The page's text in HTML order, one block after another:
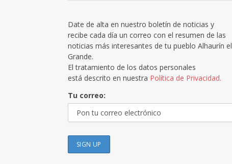
Date de alta en nuestro boletín de noticias y
recibe cada día un correo con el resumen de las
noticias más interesantes de tu pueblo Alhaurín el
Grande.
El tratamiento de los datos personales
está descrito en nuestra Política de Privacidad.
Tu correo: